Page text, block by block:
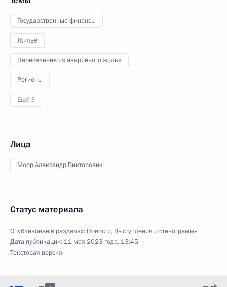
Государственные финансы
Жильё
Переселение из аварийного жилья
Регионы
Ещё 3
Лица
Моор Александр Викторович
Статус материала
Опубликован в разделах: Новости, Выступления и стенограммы
Дата публикации: 11 мая 2023 года, 13:45
Текстовая версия